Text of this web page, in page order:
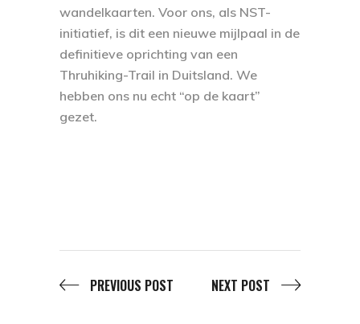
wandelkaarten. Voor ons, als NST-
initiatief, is dit een nieuwe mijlpaal in de
definitieve oprichting van een
Thruhiking-Trail in Duitsland. We
hebben ons nu echt “op de kaart”
gezet.
PREVIOUS POST NEXT POST